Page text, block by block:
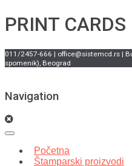
PRINT CARDS
011/2457-666 | office@sistemcd.rs |
spomenik), Beograd
Navigation
Početna
Štamparski proizvodi